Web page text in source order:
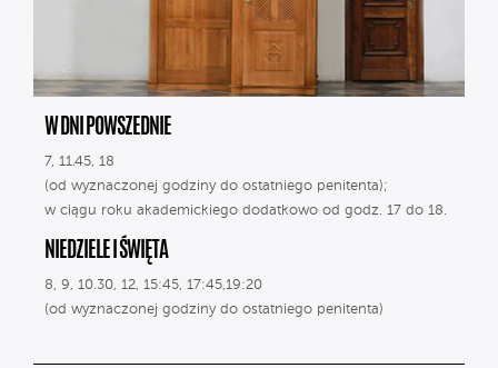
W DNI POWSZEDNIE
7, 11.45, 18
(od wyznaczonej godziny do ostatniego penitenta);
w ciągu roku akademickiego dodatkowo od godz. 17 do 18.
NIEDZIELE I ŚWIĘTA
8, 9, 10.30, 12, 15:45, 17:45,19:20
(od wyznaczonej godziny do ostatniego penitenta)